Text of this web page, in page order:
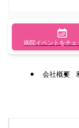
病院イベントをチェ
会社概要